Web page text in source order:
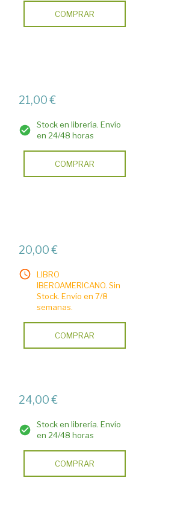
COMPRAR
21,00 €
Stock en librería. Envío
en 24/48 horas
COMPRAR
20,00 €
LIBRO
IBEROAMERICANO. Sin
Stock. Envío en 7/8
semanas.
COMPRAR
24,00 €
Stock en librería. Envío
en 24/48 horas
COMPRAR